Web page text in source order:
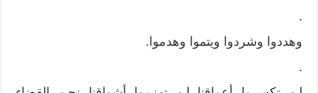
.
وهددوا وشردوا ويتموا وهدموا.
.